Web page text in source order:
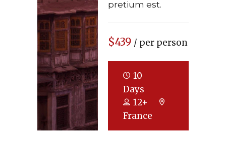
pretium est.
$439 / per person
10
Days
12+
France